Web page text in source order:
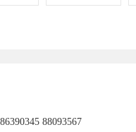
88093567